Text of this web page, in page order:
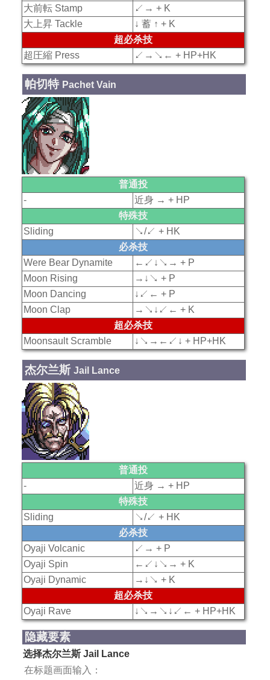
大前転 Stamp
↙→ + K
大上昇 Tackle
↓ 蓄 ↑ + K
超必杀技
超圧縮 Press
↙→↘← + HP+HK
帕切特 Pachet Vain
普通投
-
近身 → + HP
特殊技
Sliding
↘/↙ + HK
必杀技
Were Bear Dynamite
←↙↓↘→ + P
Moon Rising
→↓↘ + P
Moon Dancing
↓↙← + P
Moon Clap
→↘↓↙← + K
超必杀技
Moonsault Scramble
↓↘→←↙↓ + HP+HK
杰尔兰斯 Jail Lance
普通投
-
近身 → + HP
特殊技
Sliding
↘/↙ + HK
必杀技
Oyaji Volcanic
↙→ + P
Oyaji Spin
←↙↓↘→ + K
Oyaji Dynamic
→↓↘ + K
超必杀技
Oyaji Rave
↓↘→↘↓↙← + HP+HK
隐藏要素
选择杰尔兰斯 Jail Lance
在标题画面输入：